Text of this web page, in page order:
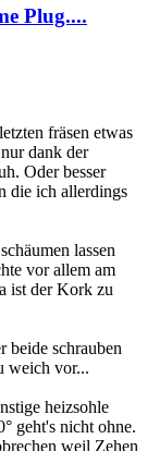
Plug....
fräsen etwas
dank der
Oder besser
die ich allerdings
lassen
vor allem am
ist der Kork zu
beide schrauben
weich vor...
heizsohle
geht's nicht ohne.
weil Zehen